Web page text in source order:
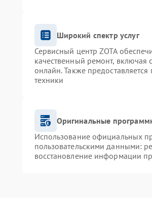
Широкий спектр услуг
Сервисный центр ZOTA
качественный ремонт, включая
онлайн. Также
техники
Оригинальные
Использование официальных
пользовательскими данными:
восстановление информации